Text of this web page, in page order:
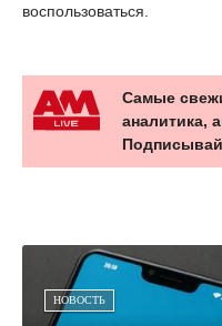
воспользоваться.
Самые
аналитика,
НОВОСТЬ